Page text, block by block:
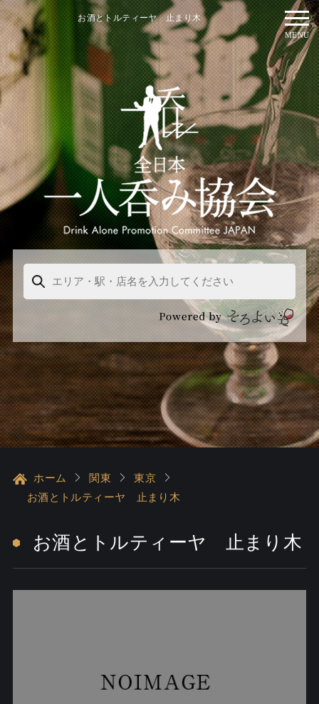
お酒とトルティーヤ 止まり木
MENU
ホーム 関東
東京
お酒とトルティーヤ 止まり木
お酒とトルティーヤ 止まり木